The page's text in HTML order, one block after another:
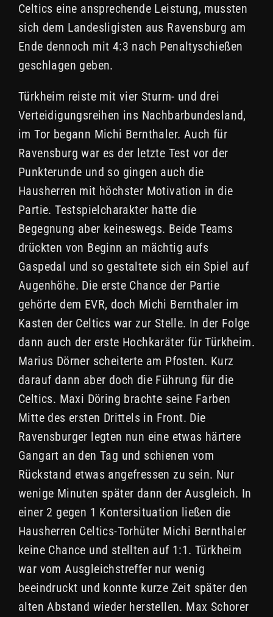
Celtics eine ansprechende Leistung, mussten
sich dem Landesligisten aus Ravensburg am
Ende dennoch mit 4:3 nach Penaltyschießen
geschlagen geben.
Türkheim reiste mit vier Sturm- und drei
Verteidigungsreihen ins Nachbarbundesland,
im Tor begann Michi Bernthaler. Auch für
Ravensburg war es der letzte Test vor der
Punkterunde und so gingen auch die
Hausherren mit höchster Motivation in die
Partie. Testspielcharakter hatte die
Begegnung aber keineswegs. Beide Teams
drückten von Beginn an mächtig aufs
Gaspedal und so gestaltete sich ein Spiel auf
Augenhöhe. Die erste Chance der Partie
gehörte dem EVR, doch Michi Bernthaler im
Kasten der Celtics war zur Stelle. In der Folge
dann auch der erste Hochkaräter für Türkheim.
Marius Dörner scheiterte am Pfosten. Kurz
darauf dann aber doch die Führung für die
Celtics. Maxi Döring brachte seine Farben
Mitte des ersten Drittels in Front. Die
Ravensburger legten nun eine etwas härtere
Gangart an den Tag und schienen vom
Rückstand etwas angefressen zu sein. Nur
wenige Minuten später dann der Ausgleich. In
einer 2 gegen 1 Kontersituation ließen die
Hausherren Celtics-Torhüter Michi Bernthaler
keine Chance und stellten auf 1:1. Türkheim
war vom Ausgleichstreffer nur wenig
beeindruckt und konnte kurze Zeit später den
alten Abstand wieder herstellen. Max Schorer